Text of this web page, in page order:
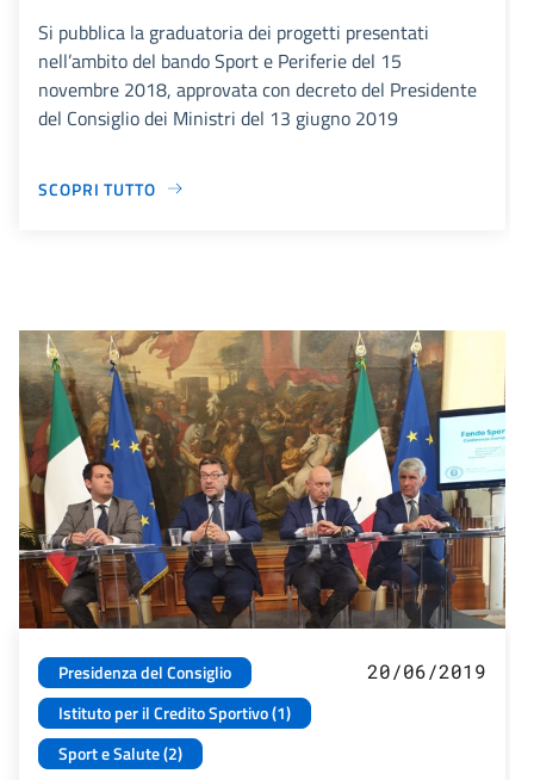
Si pubblica la graduatoria dei progetti presentati
nell’ambito del bando Sport e Periferie del 15
novembre 2018, approvata con decreto del Presidente
del Consiglio dei Ministri del 13 giugno 2019
SCOPRI TUTTO
Presidenza del Consiglio
Istituto per il Credito Sportivo (1)
Sport e Salute (2)
20/06/2019